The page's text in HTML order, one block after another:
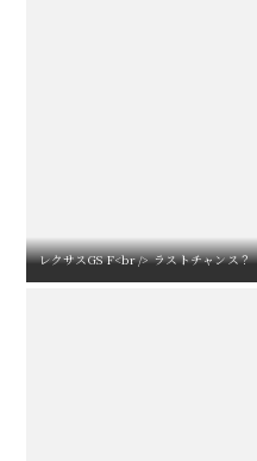
レクサスGS F<br /> ラストチャンス？